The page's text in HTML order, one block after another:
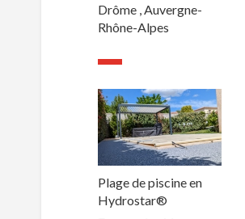
Drôme , Auvergne-
Rhône-Alpes
Plage de piscine en
Hydrostar®